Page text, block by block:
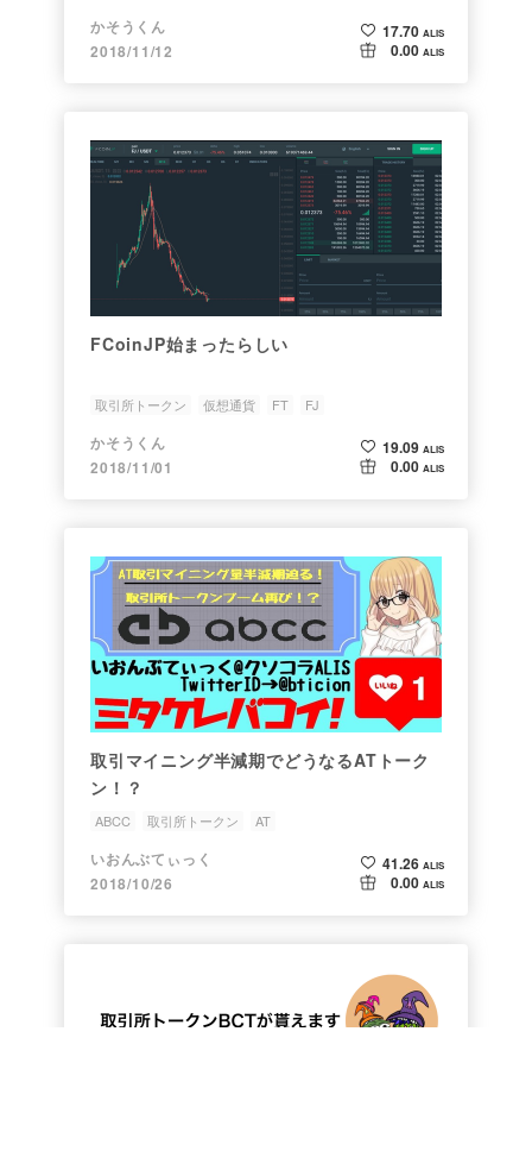
かそうくん
2018/11/12
17.70 ALIS
0.00 ALIS
FCoinJP始まったらしい
取引所トークン 仮想通貨 FT FJ
かそうくん
2018/11/01
19.09 ALIS
0.00 ALIS
取引マイニング半減期でどうなるATトーク
ン！？
ABCC 取引所トークン AT
いおんぶてぃっく
2018/10/26
41.26 ALIS
0.00 ALIS